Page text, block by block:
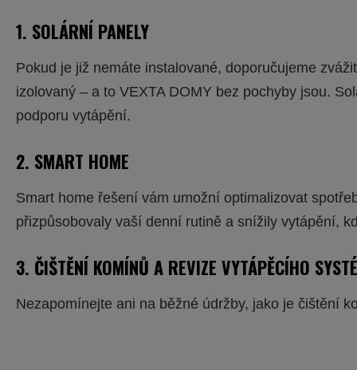
1. SOLÁRNÍ PANELY
Pokud je již nemáte instalované, doporučujeme
izolovaný – a to VEXTA DOMY bez pochyby jsou.
podporu vytápění.
2. SMART HOME
Smart home řešení vám umožní optimalizovat
přizpůsobovaly vaší denní rutině a snížily vytápění,
3. ČIŠTĚNÍ KOMÍNŮ A REVIZE VYTÁPĚCÍHO
Nezapomínejte ani na běžné údržby, jako je čištění